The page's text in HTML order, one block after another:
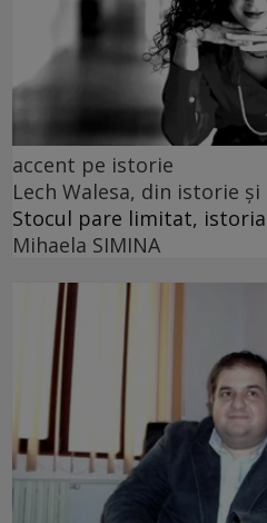
accent pe istorie
Lech Walesa, din istorie
Stocul pare limitat,
Mihaela SIMINA